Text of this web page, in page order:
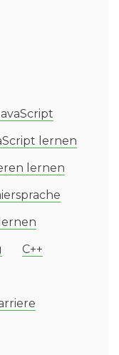
lernen
lernen
C++